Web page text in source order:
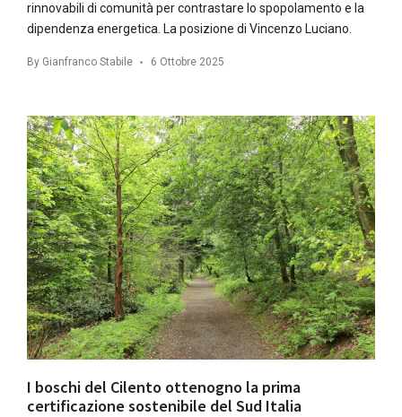
rinnovabili di comunità per contrastare lo spopolamento e la
dipendenza energetica. La posizione di Vincenzo Luciano.
By Gianfranco Stabile 6 Ottobre 2025
I boschi del Cilento ottenogno la prima
certificazione sostenibile del Sud Italia